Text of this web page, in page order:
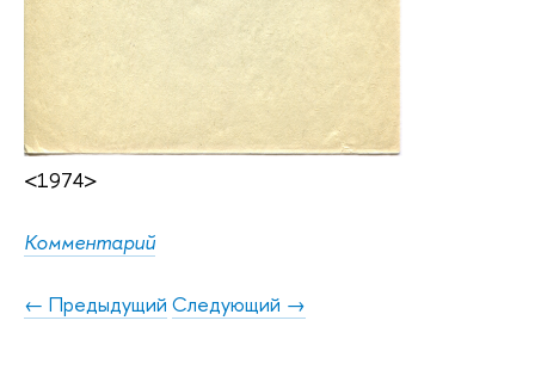
<1974>
Комментарий
← Предыдущий Следующий →